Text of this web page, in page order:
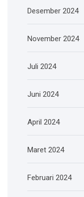
Desember 2024
November 2024
Juli 2024
Juni 2024
April 2024
Maret 2024
Februari 2024